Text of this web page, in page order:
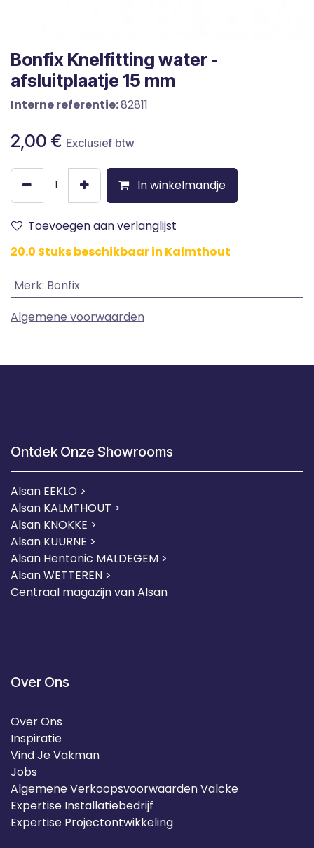
Bonfix Knelfitting water -
afsluitplaatje 15 mm
Interne referentie:82811
2,00 € Exclusief btw
In winkelmandje
Toevoegen aan verlanglijst
20.0 Stuks beschikbaar in Kalmthout
Merk: Bonfix
Algemene voorwaarden
Ontdek Onze Showrooms
Alsan EEKLO >
Alsan KALMTHOUT >
Alsan KNOKKE >
Alsan KUURNE >
Alsan Hentonic MALDEGEM >
Alsan WETTEREN >
Centraal magazijn van Alsan
Over Ons
Over Ons
Inspiratie
Vind Je Vakman
Jobs
Algemene Verkoopsvoorwaarden Valcke
Expertise Installatiebedrijf
Expertise Projectontwikkeling